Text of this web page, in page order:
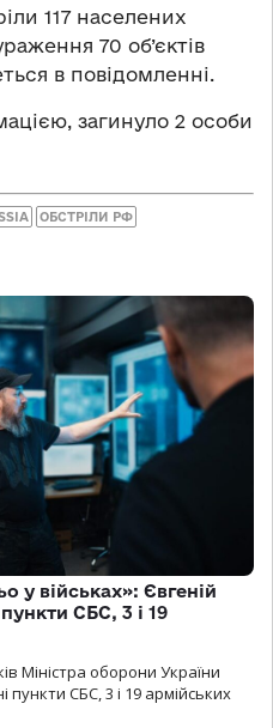
117 населених
70 об’єктів
в повідомленні.
загинуло 2 особи
ОБСТРІЛИ РФ
у військах»: Євгеній
СБС, 3 і 19
Міністра оборони України
пункти СБС, 3 і 19 армійських